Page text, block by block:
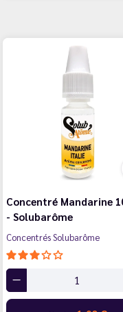
Concentré Mandarine
- Solubarôme
Concentrés Solubarôme